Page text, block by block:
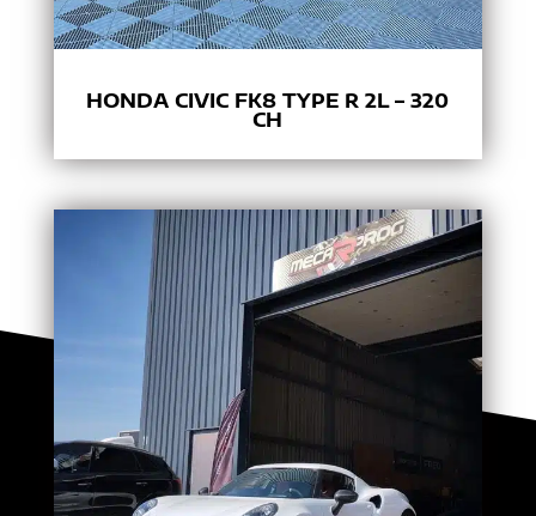
HONDA CIVIC FK8 TYPE R 2L – 320
CH